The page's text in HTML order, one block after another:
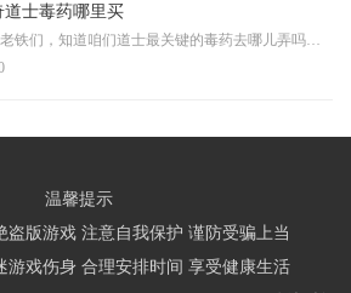
道士毒药哪里买
各位老铁们，知道咱们道士最关键的毒药去哪儿弄吗？小编这就给大家好好捋一捋。作为道士职业的核心技能，施毒术分为红毒和绿毒两种，红毒能降低敌人防御，绿毒则能让对方持续
温馨提示
盗版游戏 注意自我保护 谨防受骗上当
游戏伤身 合理安排时间 享受健康生活